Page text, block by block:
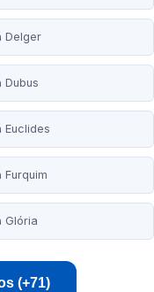
Delger
Dubus
Euclides
Furquim
Glória
(+71)